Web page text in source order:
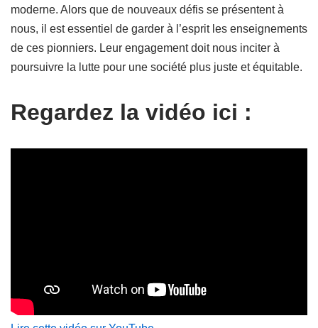
moderne. Alors que de nouveaux défis se présentent à
nous, il est essentiel de garder à l’esprit les enseignements
de ces pionniers. Leur engagement doit nous inciter à
poursuivre la lutte pour une société plus juste et équitable.
Regardez la vidéo ici :